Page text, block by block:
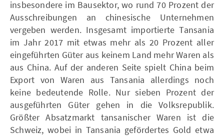
insbesondere im Bausektor, wo rund 70 Prozent der
Ausschreibungen an chinesische Unternehmen
vergeben werden. Insgesamt importierte Tansania
im Jahr 2017 mit etwas mehr als 20 Prozent aller
eingeführten Güter aus keinem Land mehr Waren als
aus China. Auf der anderen Seite spielt China beim
Export von Waren aus Tansania allerdings noch
keine bedeutende Rolle. Nur sieben Prozent der
ausgeführten Güter gehen in die Volksrepublik.
Größter Absatzmarkt tansanischer Waren ist die
Schweiz, wobei in Tansania gefördertes Gold etwa